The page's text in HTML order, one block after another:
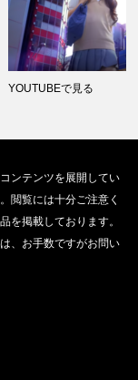
YOUTUBEで見る
ンテンツを展開してい
閲覧には十分ご注意く
を掲載しております。
、お手数ですがお問い